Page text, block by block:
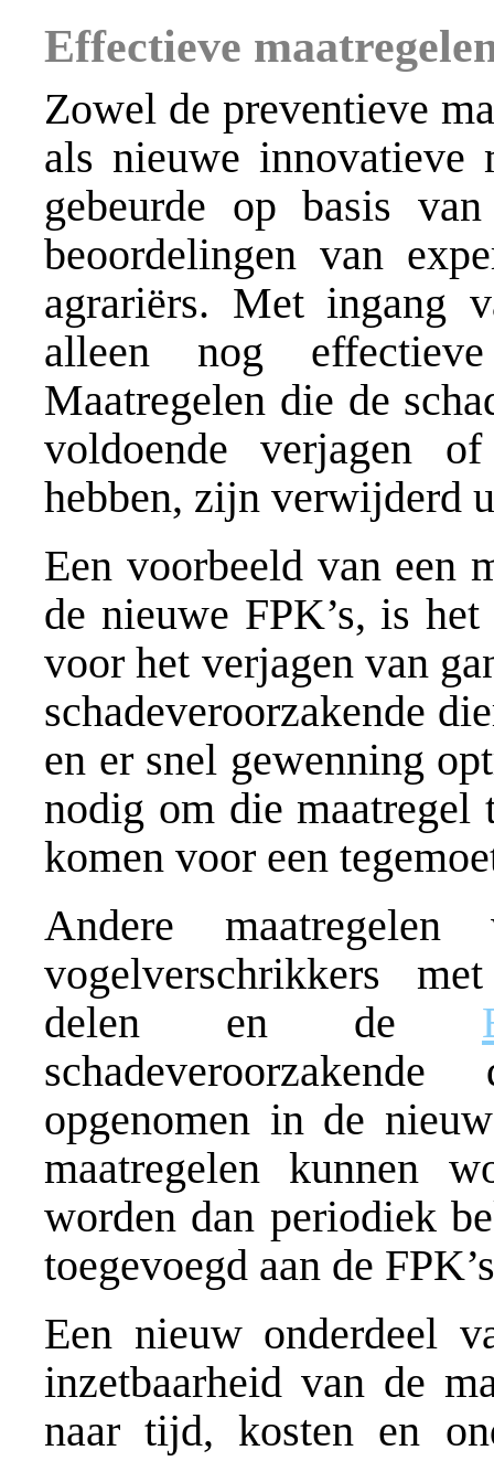
Effectieve
Zowel de preventieve
als nieuwe innovatieve
gebeurde op basis
beoordelingen van
agrariërs. Met ingang
alleen nog effectieve
Maatregelen die de
voldoende verjagen
hebben, zijn verwijderd
Een voorbeeld van een
de nieuwe FPK’s, is
voor het verjagen van
schadeveroorzakende
en er snel gewenning
nodig om die maatregel
komen voor een
Andere
vogelverschrikkers
delen en de
opgenomen in de
maatregelen kunnen
worden dan periodiek
toegevoegd aan de
Een nieuw onderdeel
inzetbaarheid van de
naar tijd, kosten en